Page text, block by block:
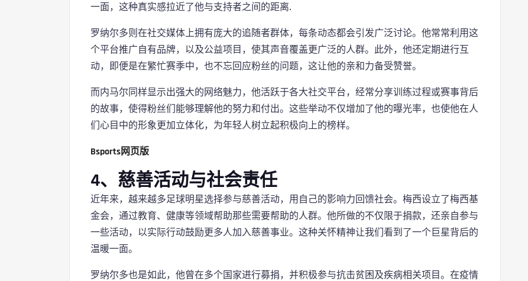
一面，这种真实感拉近了他与支持者之间的距离.
罗纳尔多则在社交媒体上拥有庞大的追随者群体，每条动态都会引发广泛讨论。他常常利用这
个平台推广自有品牌，以及公益项目，使其声音覆盖更广泛的人群。此外，他还定期进行互
动，即便是在繁忙赛季中，也不忘回应粉丝的问题，这让他的亲和力备受赞誉。
而内马尔同样显示出强大的网络魅力，他活跃于各大社交平台，经常分享训练过程或赛事背后
的故事，使得粉丝们能够理解他的努力和付出。这些举动不仅增加了他的曝光率，也使他在人
们心目中的形象更加立体化，为年轻人树立起积极向上的榜样。
Bsports网页版
4、慈善活动与社会责任
近年来，越来越多足球明星选择参与慈善活动，用自己的影响力回馈社会。梅西设立了梅西基
金会，通过教育、健康等领域帮助那些需要帮助的人群。他所做的不仅限于捐款，还亲自参与
一些活动，以实际行动鼓励更多人加入慈善事业。这种关怀精神让我们看到了一个巨星背后的
温暖一面。
罗纳尔多也是如此，他曾在多个国家进行募捐，并积极参与抗击贫困及疾病相关项目。在疫情